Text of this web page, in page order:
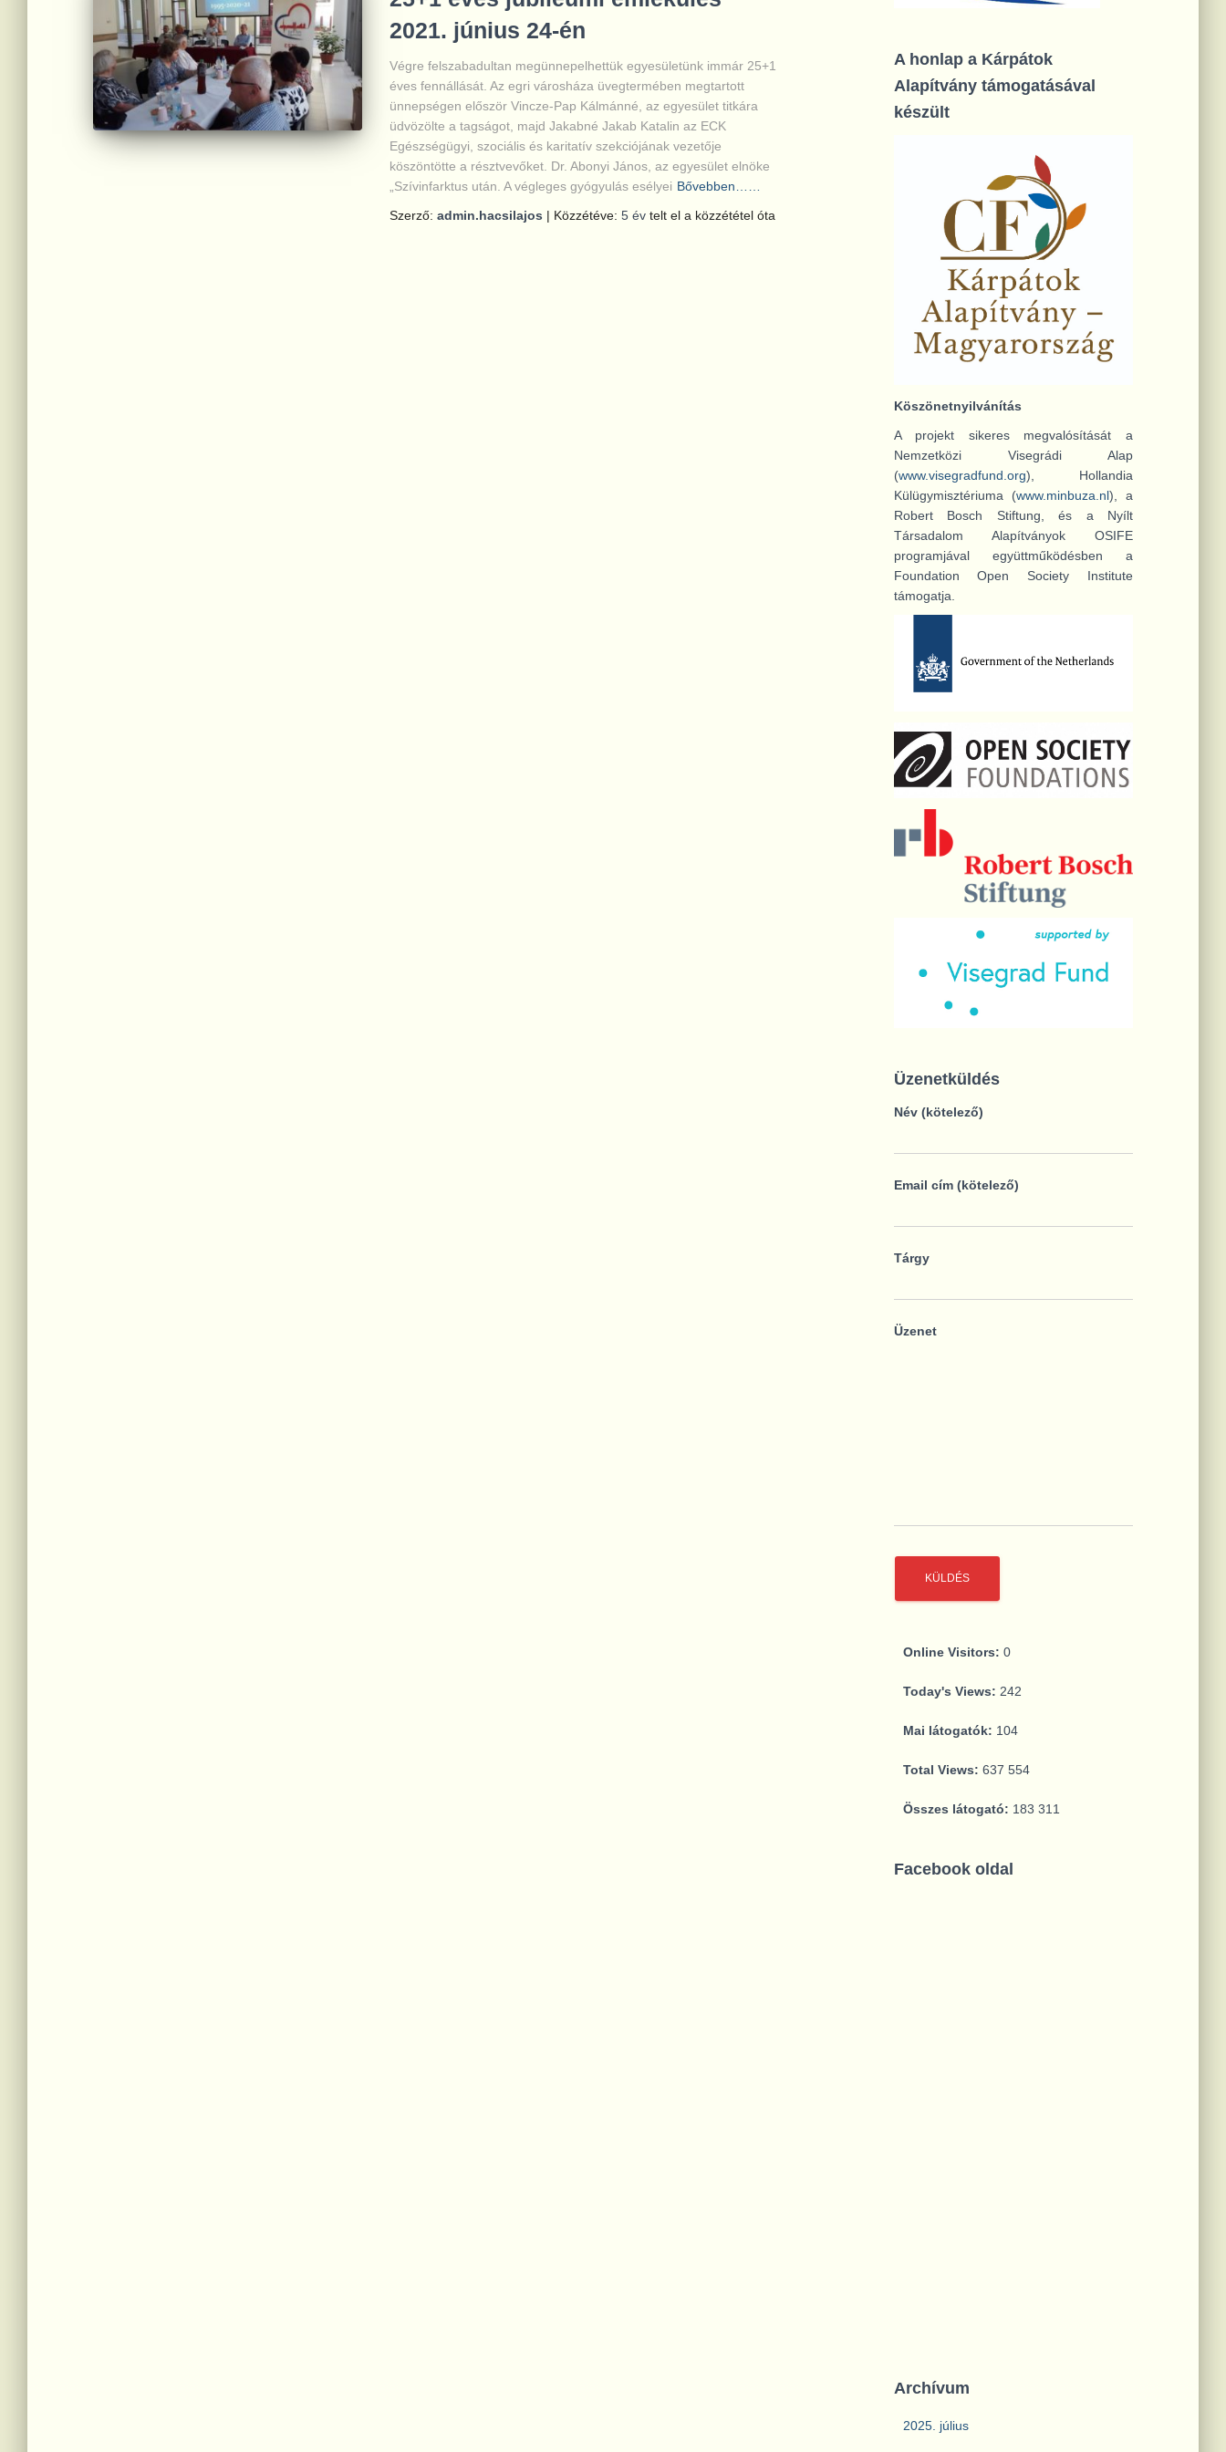
2021. június 24-én
Végre felszabadultan megünnepelhettük egyesületünk immár 25+1
éves fennállását. Az egri városháza üvegtermében megtartott
ünnepségen először Vincze-Pap Kálmánné, az egyesület titkára
üdvözölte a tagságot, majd Jakabné Jakab Katalin az ECK
Egészségügyi, szociális és karitatív szekciójának vezetője
köszöntötte a résztvevőket. Dr. Abonyi János, az egyesület elnöke
„Szívinfarktus után. A végleges gyógyulás esélyei Bővebben……
Szerző: admin.hacsilajos | Közzétéve: 5 év telt el a közzététel óta
A honlap a Kárpátok
Alapítvány támogatásával
készült
Köszönetnyilvánítás
A projekt sikeres megvalósítását a
Nemzetközi Visegrádi Alap
(www.visegradfund.org), Hollandia
Külügymisztériuma (www.minbuza.nl), a
Robert Bosch Stiftung, és a Nyílt
Társadalom Alapítványok OSIFE
programjával együttműködésben a
Foundation Open Society Institute
támogatja.
Üzenetküldés
Név (kötelező)
Email cím (kötelező)
Tárgy
Üzenet
Online Visitors: 0
Today's Views: 242
Mai látogatók: 104
Total Views: 637 554
Összes látogató: 183 311
Facebook oldal
Archívum
2025. július